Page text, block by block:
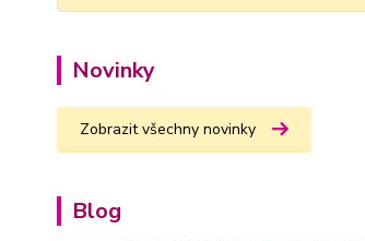
Novinky
Zobrazit všechny novinky
Blog